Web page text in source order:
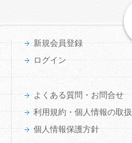
新規会員登録
ログイン
よくある質問・お問合せ
利用規約・個人情報の取扱
個人情報保護方針